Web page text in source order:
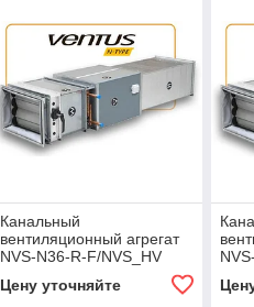
Канальный
вентиляционный агрегат
NVS-N36-R-F/NVS_HV
Цену уточняйте